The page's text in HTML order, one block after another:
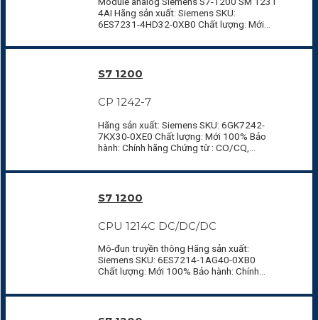
4AI Hãng sản xuất: Siemens SKU:
6ES7231-4HD32-0XB0 Chất lượng: Mới
S7 1200
CP 1242-7
Hãng sản xuất: Siemens SKU: 6GK7242-
7KX30-0XE0 Chất lượng: Mới 100% Bảo
hành: Chính hãng Chứng từ : CO/CQ,…
S7 1200
CPU 1214C DC/DC/DC
Mô-đun truyền thông Hãng sản xuất:
Siemens SKU: 6ES7214-1AG40-0XB0
Chất lượng: Mới 100% Bảo hành: Chính